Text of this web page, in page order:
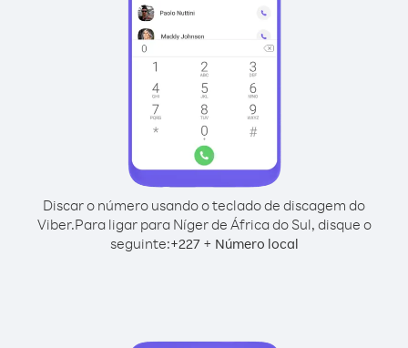
Discar o número usando o teclado de discagem do
Viber.Para ligar para Níger de África do Sul, disque o
seguinte:+227+ Número local